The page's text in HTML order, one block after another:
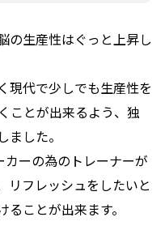
の生産性はぐっと上昇し
現代で少しでも生産性を
ことが出来るよう、独
した。
ーの為のトレーナーが
リフレッシュをしたいと
ことが出来ます。